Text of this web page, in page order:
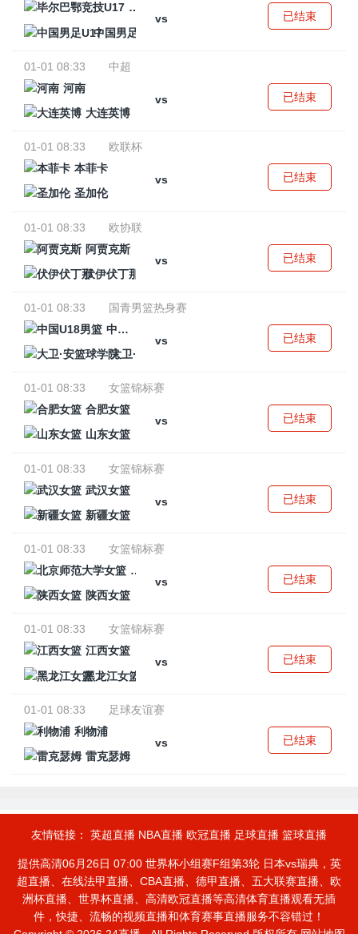
毕尔巴鄂竞技U17
vs
中国男足U17
已结束
01-01 08:33
中超
河南
vs
大连英博
已结束
01-01 08:33
欧联杯
本菲卡
vs
圣加伦
已结束
01-01 08:33
欧协联
阿贾克斯
vs
伏伊伏丁那
已结束
01-01 08:33
国青男篮热身赛
中国U18男篮
vs
大卫·安篮球学院
已结束
01-01 08:33
女篮锦标赛
合肥女篮
vs
山东女篮
已结束
01-01 08:33
女篮锦标赛
武汉女篮
vs
新疆女篮
已结束
01-01 08:33
女篮锦标赛
北京师范大学女篮
vs
陕西女篮
已结束
01-01 08:33
女篮锦标赛
江西女篮
vs
黑龙江女篮
已结束
01-01 08:33
足球友谊赛
利物浦
vs
雷克瑟姆
已结束
友情链接： 英超直播 NBA直播 欧冠直播 足球直播 篮球直播
提供高清06月26日 07:00 世界杯小组赛F组第3轮 日本vs瑞典，英
超直播、在线法甲直播、CBA直播、德甲直播、五大联赛直播、欧
洲杯直播、世界杯直播、高清欧冠直播等高清体育直播观看无插
件，快捷、流畅的视频直播和体育赛事直播服务不容错过！